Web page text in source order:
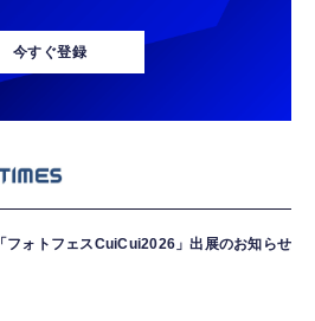
今すぐ登録
「フォトフェスCuiCui2026」出展のお知らせ